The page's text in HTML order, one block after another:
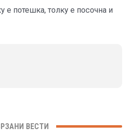
е потешка, толку е посочна и
ВЕСТИ